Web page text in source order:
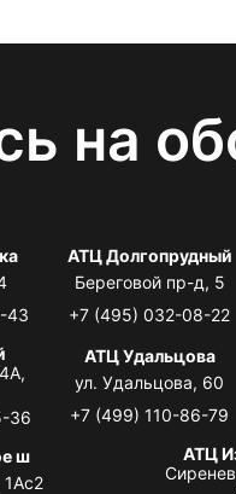
на
43
АТЦ Долгопрудный
Береговой пр-д, 5
+7 (495) 032-08-22
36
АТЦ Удальцова
ул. Удальцова, 60
+7 (499) 110-86-79
ш
1Ас2
АТЦ